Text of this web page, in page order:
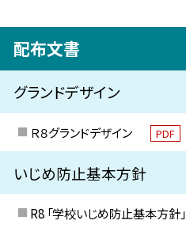
配布文書
グランドデザイン
Ｒ８グランドデザイン PDF
いじめ防止基本方針
R8 「学校いじめ防止基本方針」